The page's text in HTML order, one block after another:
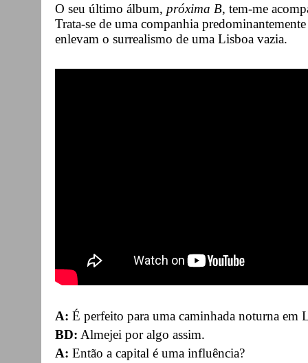
O seu último álbum, próxima B, tem-me
Trata-se de uma companhia
enlevam o surrealismo de uma Lisboa vazia.
A: É perfeito para uma caminhada noturna em
BD: Almejei por algo assim.
A: Então a capital é uma influência?